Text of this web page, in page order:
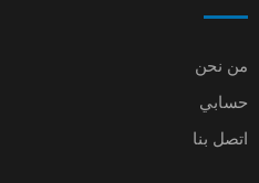
من نحن
حسابي
اتصل بنا